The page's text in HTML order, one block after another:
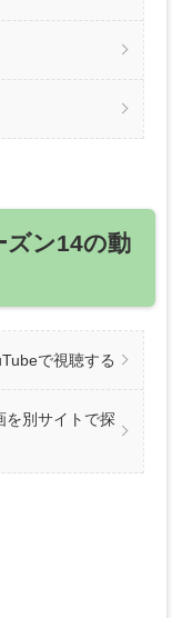
ズン14の動
で視聴する
を別サイトで探